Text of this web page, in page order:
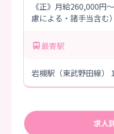
《正》月給260,000円
慮による・諸手当含む）
最寄駅
岩槻駅（東武野田線）